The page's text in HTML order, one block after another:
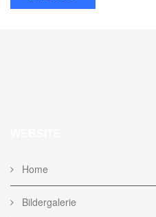
Home
Bildergalerie